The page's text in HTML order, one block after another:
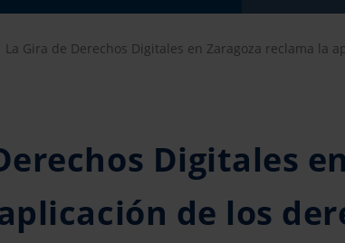
La Gira de Derechos Digitales en Zaragoza reclama la
Digitales
de los